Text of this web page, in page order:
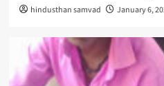
hindusthan samvad January 6,